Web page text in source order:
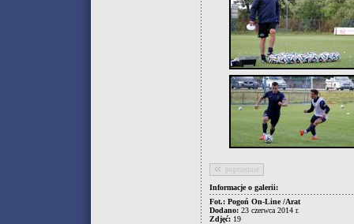
poprzednie
Informacje o galerii:
Fot.: Pogoń On-Line /Arat
Dodano: 23 czerwca 2014 r.
Zdjęć: 19